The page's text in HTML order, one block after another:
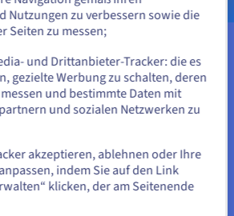
1 TB
1,5 TB
Hosts löschen oder hinzufügen,
dauerhaft (unter Vorbehalt von
oder
Website bleiben
wählen
Nutzungen zu verbessern sowie die
Seiten zu messen;
und Drittanbieter-Tracker: die es
gezielte Werbung zu schalten, deren
und bestimmte Daten mit
und sozialen Netzwerken zu
akzeptieren, ablehnen oder Ihre
indem Sie auf den Link
klicken, der am Seitenende